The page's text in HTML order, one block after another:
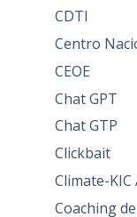
CDTI
Centro
CEOE
Chat GPT
Chat GTP
Clickbait
Climate-
Coaching